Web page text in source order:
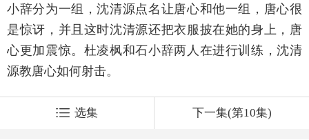
小辞分为一组，沈清源点名让唐心和他一组，唐心很
是惊讶，并且这时沈清源还把衣服披在她的身上，唐
心更加震惊。杜凌枫和石小辞两人在进行训练，沈清
源教唐心如何射击。
选集 下一集(第10集)